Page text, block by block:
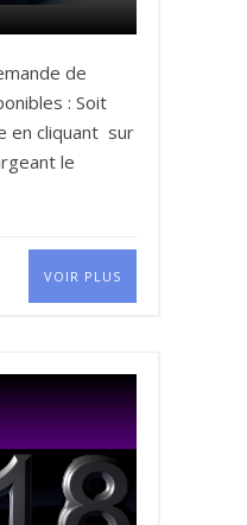
de
: Soit
en cliquant sur
le
VOIR PLUS